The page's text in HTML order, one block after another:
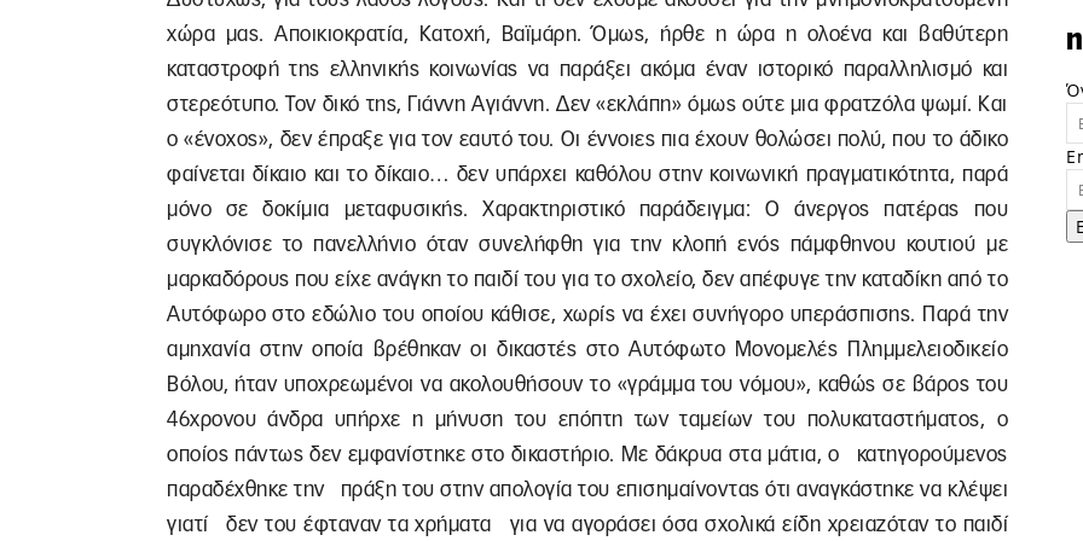
χώρα μας. Αποικιοκρατία, Κατοχή, Βαϊμάρη. Όμως, ήρθε η ώρα η ολοένα και βαθύτερη
καταστροφή της ελληνικής κοινωνίας να παράξει ακόμα έναν ιστορικό παραλληλισμό και
στερεότυπο. Τον δικό της, Γιάννη Αγιάννη. Δεν «εκλάπη» όμως ούτε μια φρατζόλα ψωμί. Και
ο «ένοχος», δεν έπραξε για τον εαυτό του. Οι έννοιες πια έχουν θολώσει πολύ, που το άδικο
φαίνεται δίκαιο και το δίκαιο… δεν υπάρχει καθόλου στην κοινωνική πραγματικότητα, παρά
μόνο σε δοκίμια μεταφυσικής. Χαρακτηριστικό παράδειγμα: Ο άνεργος πατέρας που
συγκλόνισε το πανελλήνιο όταν συνελήφθη για την κλοπή ενός πάμφθηνου κουτιού με
μαρκαδόρους που είχε ανάγκη το παιδί του για το σχολείο, δεν απέφυγε την καταδίκη από το
Αυτόφωρο στο εδώλιο του οποίου κάθισε, χωρίς να έχει συνήγορο υπεράσπισης. Παρά την
αμηχανία στην οποία βρέθηκαν οι δικαστές στο Αυτόφωτο Μονομελές Πλημμελειοδικείο
Βόλου, ήταν υποχρεωμένοι να ακολουθήσουν το «γράμμα του νόμου», καθώς σε βάρος του
46χρονου άνδρα υπήρχε η μήνυση του επόπτη των ταμείων του πολυκαταστήματος, ο
οποίος πάντως δεν εμφανίστηκε στο δικαστήριο. Με δάκρυα στα μάτια, ο κατηγορούμενος
παραδέχθηκε την πράξη του στην απολογία του επισημαίνοντας ότι αναγκάστηκε να κλέψει
γιατί δεν του έφταναν τα χρήματα για να αγοράσει όσα σχολικά είδη χρειαζόταν το παιδί